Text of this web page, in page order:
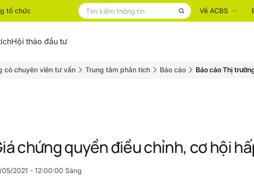
tổ chức Về ACBS
Hội thảo đầu tư
có chuyên viên tư vấn Trung tâm phân tích Báo cáo Báo cáo Thị
chứng quyền điều chỉnh, cơ hội
05/2021 - 12:00:00 Sáng